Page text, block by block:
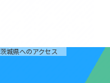
発着地や距離、景色やグ
楽しむことができる100
茨城県へのアクセス